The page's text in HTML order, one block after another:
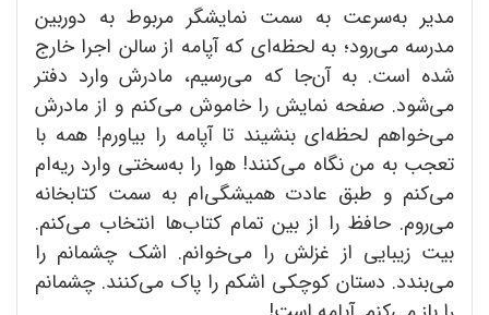
مدیر به‌سرعت به سمت نمایشگر مربوط به دوربین
مدرسه می‌رود؛ به لحظه‌ای که آپامه از سالن اجرا خارج
شده است. به آن‌جا که می‌رسیم، مادرش وارد دفتر
می‌شود. صفحه نمایش را خاموش می‌کنم و از مادرش
می‌خواهم لحظه‌ای بنشیند تا آپامه را بیاورم! همه با
تعجب به من نگاه می‌کنند! هوا را به‌سختی وارد ریه‌ام
می‌کنم و طبق عادت همیشگی‌ام به سمت کتابخانه
می‌روم. حافظ را از بین تمام کتاب‌ها انتخاب می‌کنم.
بیت زیبایی از غزلش را می‌خوانم. اشک چشمانم را
می‌بندد. دستان کوچکی اشکم را پاک می‌کنند. چشمانم